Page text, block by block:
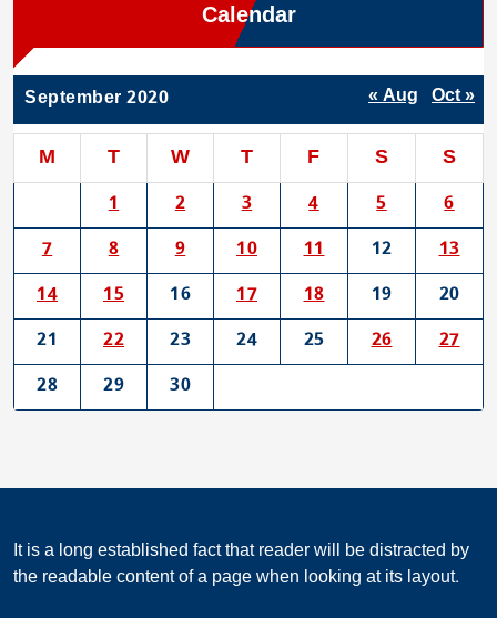
Calendar
September 2020
M T W T F S S
1 2 3 4 5
6
7
8 9 10 11 12
13
14
15 16 17 18 19
20
21
22 23 24 25 26
27
28
29 30
« Aug Oct »
It is a long established fact that reader will be distracted by
the readable content of a page when looking at its layout.